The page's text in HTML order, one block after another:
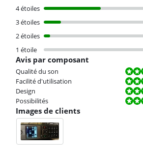
4 étoiles
3 étoiles
2 étoiles
1 étoile
Avis par composant
Qualité du son
La note est 7,0 sur 10.
Facilité d'utilisation
La note est 8,5 sur 10.
Design
La note est 8,0 sur 10.
Possibilités
La note est 8,5 sur 10.
Images de clients